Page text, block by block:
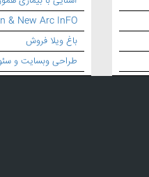
& New Arc InFO
باغ ویلا فروش
طراحی وبسایت و